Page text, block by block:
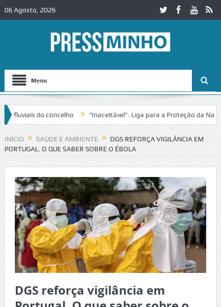
06 Agosto, 2026
Menu
do concelho “Inaceitável”. Liga para a Proteção da Natureza
IC2 em Alcobaça Igreja do Castelo de Cerveira assegura
INÍCIO SAÚDE E AMBIENTE
DGS REFORÇA VIGILÂNCIA EM
PORTUGAL. O QUE SABER SOBRE O ÉBOLA
DGS reforça vigilância em